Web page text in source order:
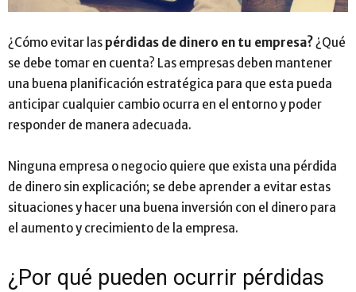
¿Cómo evitar las pérdidas de dinero en tu empresa?¿Qué
se debe tomar en cuenta? Las empresas deben mantener
una buena planificación estratégica para que esta pueda
anticipar cualquier cambio ocurra en el entorno y poder
responder de manera adecuada.
Ninguna empresa o negocio quiere que exista una pérdida
de dinero sin explicación; se debe aprender a evitar estas
situaciones y hacer una buena inversión con el dinero para
el aumento y crecimiento de la empresa.
¿Por qué pueden ocurrir pérdidas